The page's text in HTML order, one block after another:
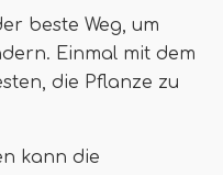
beste Weg, um
Einmal mit dem
die Pflanze zu
kann die